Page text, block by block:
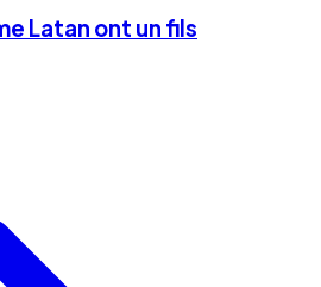
Latan ont un fils